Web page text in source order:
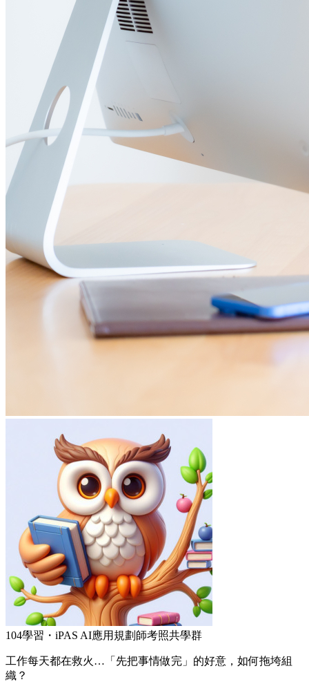
104學習・iPAS AI應用規劃師考照共學群
工作每天都在救火…「先把事情做完」的好意，如何拖垮組
織？